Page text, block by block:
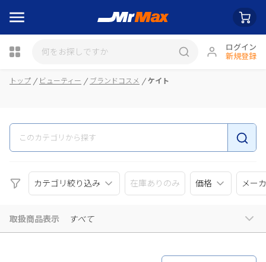
ログイン
新規登録
瓶詰
トップ ビューティー ブランドコスメ ケイト
カテゴリ絞り込み 在庫ありのみ 価格 メー
取扱商品表示 すべて